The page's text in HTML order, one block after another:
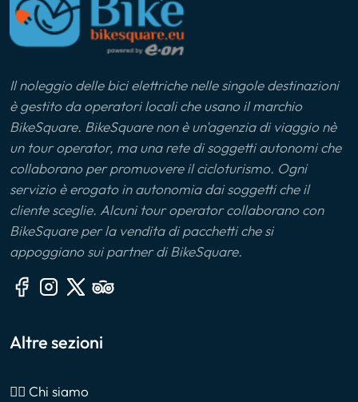
Il noleggio delle bici elettriche nelle singole destinazioni
è gestito da operatori locali che usano il marchio
BikeSquare. BikeSquare non è un'agenzia di viaggio nè
un tour operator, ma una rete di soggetti autonomi che
collaborano per promuovere il cicloturismo. Ogni
servizio è erogato in autonomia dai soggetti che il
cliente sceglie. Alcuni tour operator collaborano con
BikeSquare per la vendita di pacchetti che si
appoggiano sui partner di BikeSquare.
Altre sezioni
🙎‍♂️ Chi siamo